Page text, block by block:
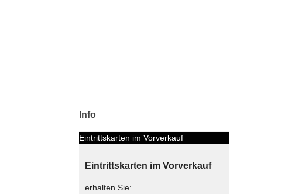
Info
Eintrittskarten im Vorverkauf
Eintrittskarten im Vorverkauf
erhalten Sie: